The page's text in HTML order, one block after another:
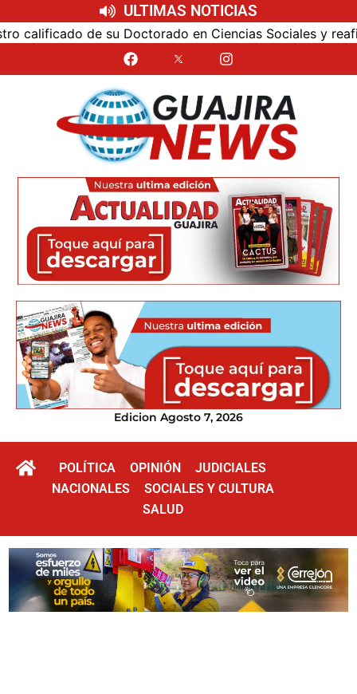
ULTIMAS NOTICIAS
de su Doctorado en Ciencias Sociales y reafirmó
Edicion Agosto 7, 2026
POLÍTICA OPINIÓN
JUDICIALES
NACIONALES
SOCIALES Y CULTURA
SALUD